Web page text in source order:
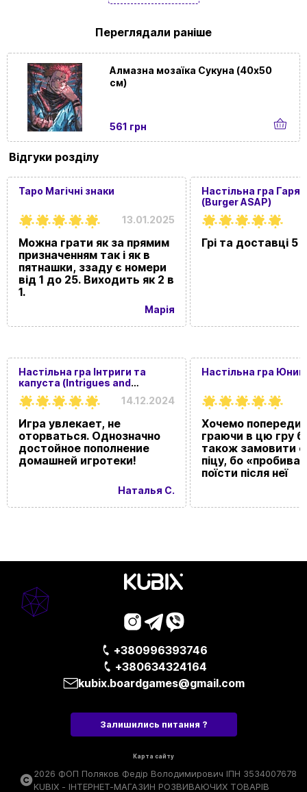
Переглядали раніше
Алмазна мозаїка Сукуна (40х50
см)
561 грн
Відгуки розділу
Марія
13.01.2025
Таро Магічні знаки
Можна грати як за прямим
призначенням так і як в
пятнашки, ззаду є номери
від 1 до 25. Виходить як 2 в
1.
Наталья С.
14.12.2024
Настільна гра Інтриги та
капуста (Intrigues and
cabbage)
Игра увлекает, не
оторваться. Однозначно
достойное пополнение
домашней игротеки!
Настільна гра
(Burger ASAP)
Грі та доставці 5
Настільна гра
Хочемо
граючи в цю гру
також замовити
піцу, бо
поїсти після неї
+380996393746
+380634324164
kubix.boardgames@gmail.com
Залишились питання ?
Карта сайту
2026 ФОП Поляков Федір Володимирович ІПН 3534007678
KUBIX - ІНТЕРНЕТ-МАГАЗИН РОЗВИВАЮЧИХ ТОВАРІВ